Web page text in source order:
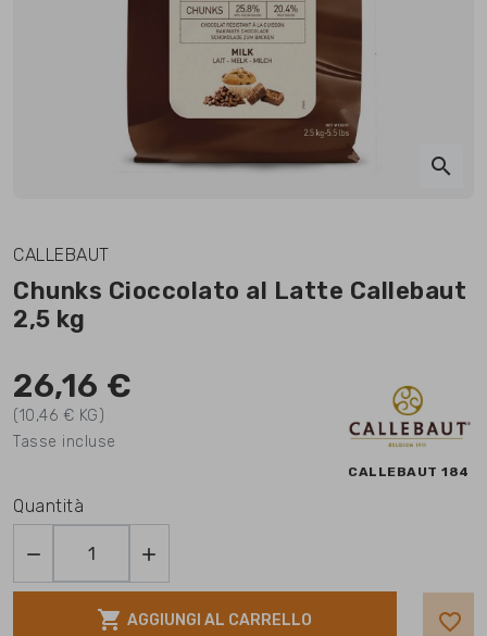
search
CALLEBAUT
Chunks Cioccolato al Latte Callebaut
2,5 kg
26,16 €
(10,46 € KG)
Tasse incluse
CALLEBAUT 184
Quantità
 
 AGGIUNGI AL CARRELLO favorite_border